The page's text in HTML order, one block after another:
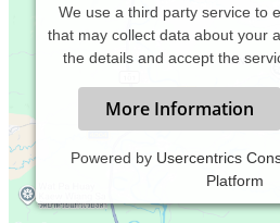
We use a third party service to
that may collect data about your
the details and accept the
More Information
Powered by Usercentrics
Platform
Mobile Tierheilpraxis für Gross- und